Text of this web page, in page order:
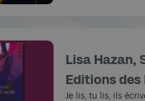
Lisa Hazan,
Editions des
Je lis, tu lis, ils